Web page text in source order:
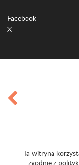
Facebook
X
Ta witryna
zgodnie z